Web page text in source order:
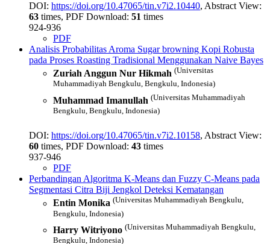
DOI: https://doi.org/10.47065/tin.v7i2.10440, Abstract View:
63 times, PDF Download: 51 times
924-936
PDF
Analisis Probabilitas Aroma Sugar browning Kopi Robusta
pada Proses Roasting Tradisional Menggunakan Naive Bayes
Zuriah Anggun Nur Hikmah (Universitas
Muhammadiyah Bengkulu, Bengkulu, Indonesia)
Muhammad Imanullah (Universitas Muhammadiyah
Bengkulu, Bengkulu, Indonesia)
DOI: https://doi.org/10.47065/tin.v7i2.10158, Abstract View:
60 times, PDF Download: 43 times
937-946
PDF
Perbandingan Algoritma K-Means dan Fuzzy C-Means pada
Segmentasi Citra Biji Jengkol Deteksi Kematangan
Entin Monika (Universitas Muhammadiyah Bengkulu,
Bengkulu, Indonesia)
Harry Witriyono (Universitas Muhammadiyah Bengkulu,
Bengkulu, Indonesia)